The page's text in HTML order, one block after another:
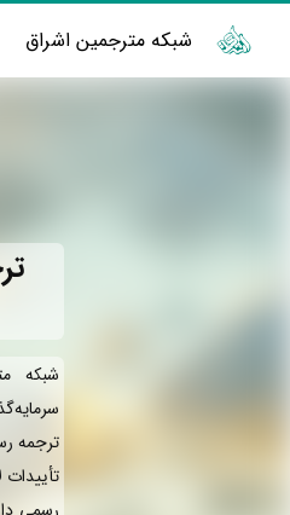
شبکه مترجمین اشراق
شبکه
ترجمه